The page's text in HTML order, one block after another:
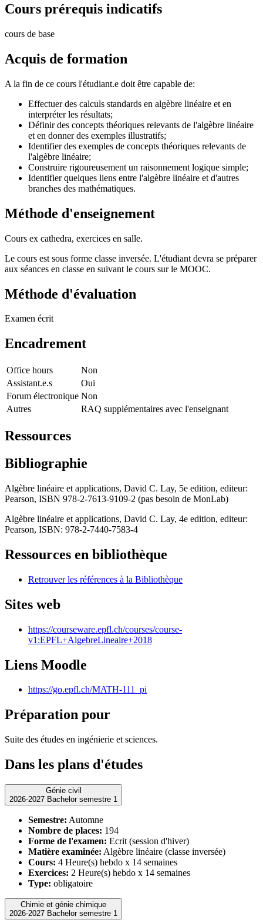
Cours prérequis indicatifs
cours de base
Acquis de formation
A la fin de ce cours l'étudiant.e doit être capable de:
Effectuer des calculs standards en algèbre linéaire et en
interpréter les résultats;
Définir des concepts théoriques relevants de l'algèbre linéaire
et en donner des exemples illustratifs;
Identifier des exemples de concepts théoriques relevants de
l'algèbre linéaire;
Construire rigoureusement un raisonnement logique simple;
Identifier quelques liens entre l'algèbre linéaire et d'autres
branches des mathématiques.
Méthode d'enseignement
Cours ex cathedra, exercices en salle.
Le cours est sous forme classe inversée. L'étudiant devra se préparer
aux séances en classe en suivant le cours sur le MOOC.
Méthode d'évaluation
Examen écrit
Encadrement
Office hours
Non
Assistant.e.s
Oui
Forum électronique Non
Autres
RAQ supplémentaires avec l'enseignant
Ressources
Bibliographie
Algèbre linéaire et applications, David C. Lay, 5e edition, editeur:
Pearson, ISBN 978-2-7613-9109-2 (pas besoin de MonLab)
Algèbre linéaire et applications, David C. Lay, 4e edition, editeur:
Pearson, ISBN: 978-2-7440-7583-4
Ressources en bibliothèque
Retrouver les références à la Bibliothèque
Sites web
https://courseware.epfl.ch/courses/course-
v1:EPFL+AlgebreLineaire+2018
Liens Moodle
https://go.epfl.ch/MATH-111_pi
Préparation pour
Suite des études en ingénierie et sciences.
Dans les plans d'études
Génie civil
2026-2027 Bachelor semestre 1
Semestre: Automne
Nombre de places: 194
Forme de l'examen: Ecrit (session d'hiver)
Matière examinée: Algèbre linéaire (classe inversée)
Cours: 4 Heure(s) hebdo x 14 semaines
Exercices: 2 Heure(s) hebdo x 14 semaines
Type: obligatoire
Chimie et génie chimique
2026-2027 Bachelor semestre 1